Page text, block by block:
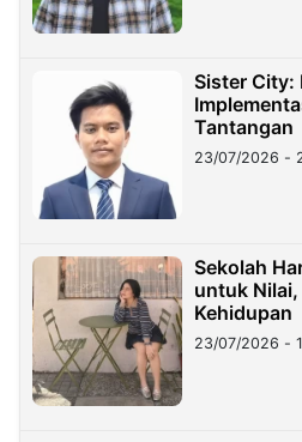
Sister City:
Tantangan
23/07/2026 -
Sekolah
untuk
Kehidupan
23/07/2026 -